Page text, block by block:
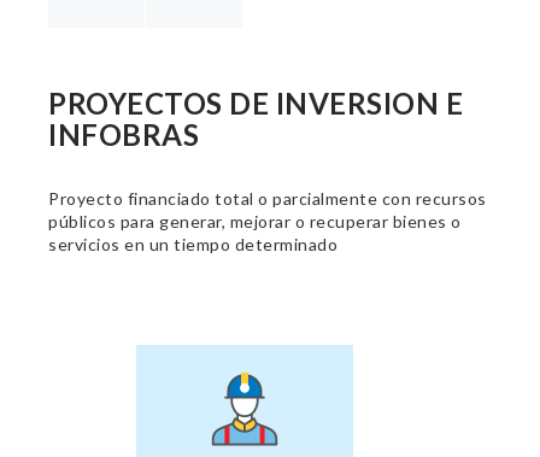
PROYECTOS DE INVERSION E
INFOBRAS
Proyecto financiado total o parcialmente con recursos
públicos para generar, mejorar o recuperar bienes o
servicios en un tiempo determinado